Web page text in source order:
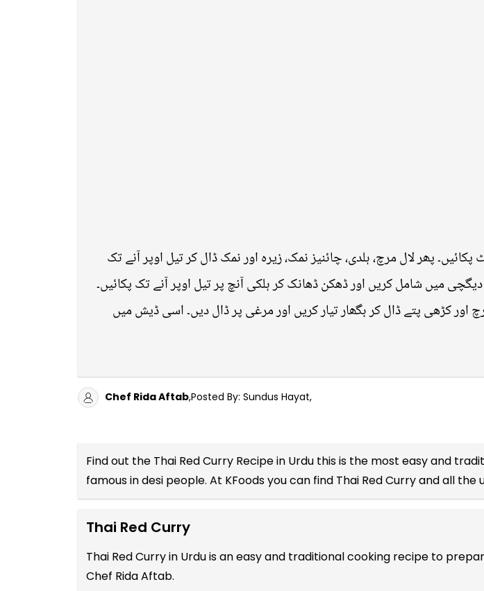
پھر لال مرچ، ہلدی، چائنیز نمک، زیرہ اور نمک ڈال کر تیل اوپر آنے تک
میں شامل کریں اور ڈھکن ڈھانک کر ہلکی آنچ پر تیل اوپر آنے تک پکائیں۔
کڑھی پتے ڈال کر بگھار تیار کریں اور مرغی پر ڈال دیں۔ اسی ڈیش میں
Chef Rida Aftab,Posted By: Sundus Hayat,
Find out the Thai Red Curry Recipe in Urdu this is the most easy and
famous in desi people. At KFoods you can find Thai Red Curry and all the
Thai Red Curry
Thai Red Curry in Urdu is an easy and traditional cooking recipe to
Chef Rida Aftab.